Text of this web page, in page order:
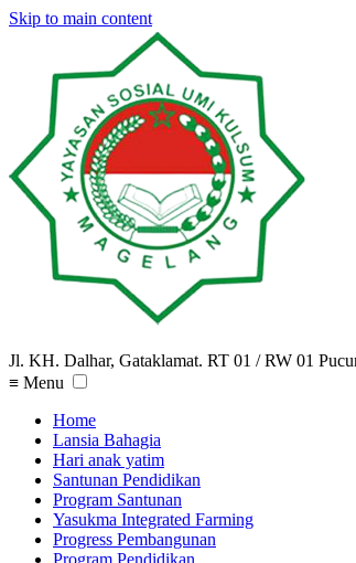
Skip to main content
Jl. KH. Dalhar, Gataklamat. RT 01 / RW 01
≡ Menu
Home
Lansia Bahagia
Hari anak yatim
Santunan Pendidikan
Program Santunan
Yasukma Integrated Farming
Progress Pembangunan
Program Pendidikan